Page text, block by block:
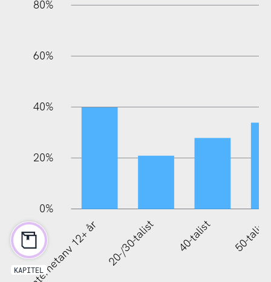
80%
60%
40%
20%
0%
Internetanv 12+ år 20-/30-talist 40-talist 50-talist
KAPITEL